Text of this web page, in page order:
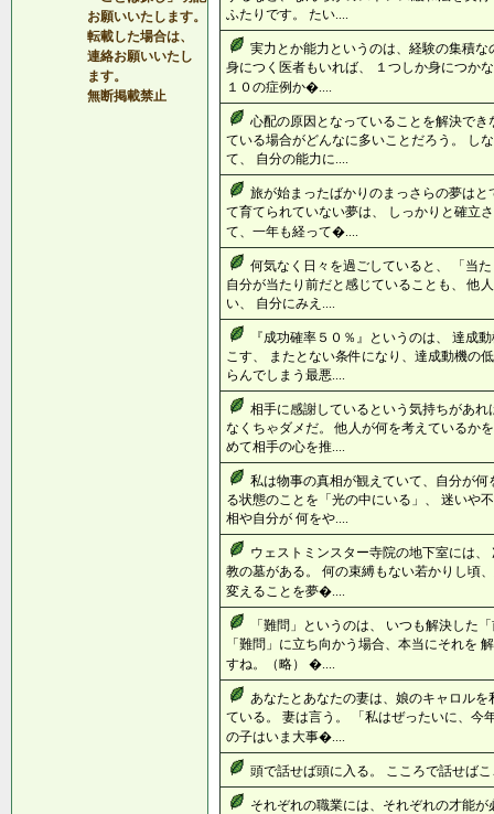
お願いいたします。
転載した場合は、
連絡お願いいたし
ます。
無断掲載禁止
ふたりです。 たい....
実力とか能力というのは、経験の集積
身につく医者もいれば、 １つしか身につか
１０の症例か�....
心配の原因となっていることを解決で
ている場合がどんなに多いことだろう。 し
て、 自分の能力に....
旅が始まったばかりのまっさらの夢は
て育てられていない夢は、 しっかりと確立
て、一年も経って�....
何気なく日々を過ごしていると、 「当
自分が当たり前だと感じていることも、 他
い、 自分にみえ....
『成功確率５０％』というのは、 達成
こす、 またとない条件になり、達成動機の
らんでしまう最悪....
相手に感謝しているという気持ちがあ
なくちゃダメだ。 他人が何を考えているか
めて相手の心を推....
私は物事の真相が観えていて、自分が
る状態のことを「光の中にいる」、 迷いや
相や自分が 何をや....
ウェストミンスター寺院の地下室には
教の墓がある。 何の束縛もない若かりし頃
変えることを夢�....
「難問」というのは、 いつも解決した
「難問」に立ち向かう場合、本当にそれを
すね。（略） �....
あなたとあなたの妻は、娘のキャロル
ている。 妻は言う。 「私はぜったいに、
の子はいま大事�....
頭で話せば頭に入る。 こころで話せば
それぞれの職業には、それぞれの才能